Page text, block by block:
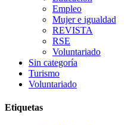
Empleo
Mujer e igualdad
REVISTA
RSE
Voluntariado
Sin categoría
Turismo
Voluntariado
Etiquetas